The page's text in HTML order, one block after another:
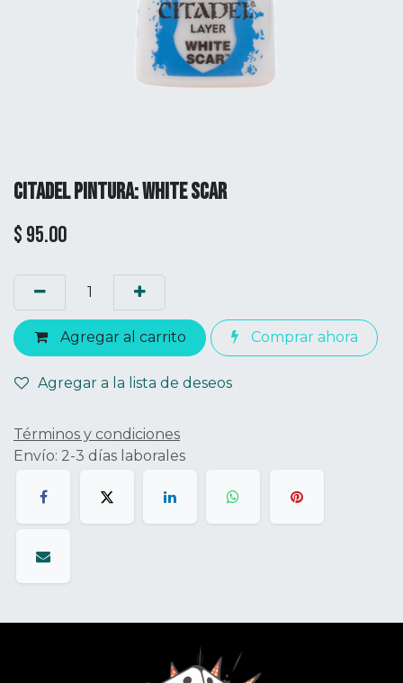
CITADEL PINTURA: WHITE SCAR
$95.00
Agregar al carrito Comprar ahora
Agregar a la lista de deseos
Términos y condiciones
Envío: 2-3 días laborales